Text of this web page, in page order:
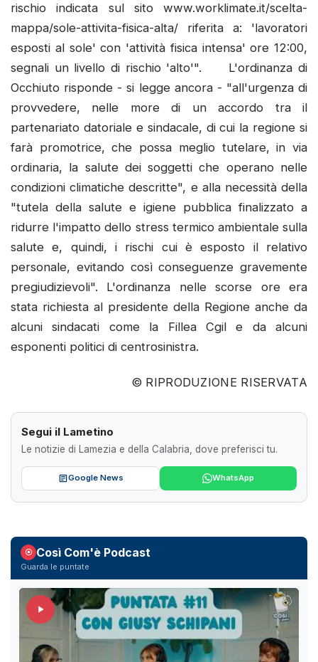
rischio indicata sul sito www.worklimate.it/scelta-
mappa/sole-attivita-fisica-alta/ riferita a: 'lavoratori
esposti al sole' con 'attività fisica intensa' ore 12:00,
segnali un livello di rischio 'alto'". L'ordinanza di
Occhiuto risponde - si legge ancora - "all'urgenza di
provvedere, nelle more di un accordo tra il
partenariato datoriale e sindacale, di cui la regione si
farà promotrice, che possa meglio tutelare, in via
ordinaria, la salute dei soggetti che operano nelle
condizioni climatiche descritte", e alla necessità della
"tutela della salute e igiene pubblica finalizzato a
ridurre l'impatto dello stress termico ambientale sulla
salute e, quindi, i rischi cui è esposto il relativo
personale, evitando così conseguenze gravemente
pregiudizievoli". L'ordinanza nelle scorse ore era
stata richiesta al presidente della Regione anche da
alcuni sindacati come la Fillea Cgil e da alcuni
esponenti politici di centrosinistra.
© RIPRODUZIONE RISERVATA
Segui il Lametino
Le notizie di Lamezia e della Calabria, dove preferisci tu.
Google News WhatsApp
Così Com'è Podcast
Guarda le puntate